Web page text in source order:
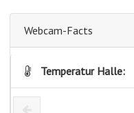
Webcam-Facts
Temperatur Halle: